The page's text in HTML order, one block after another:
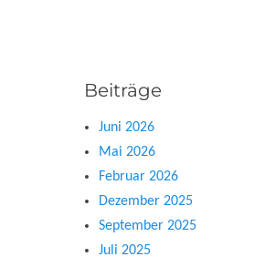
Beiträge
Juni 2026
Mai 2026
Februar 2026
Dezember 2025
September 2025
Juli 2025